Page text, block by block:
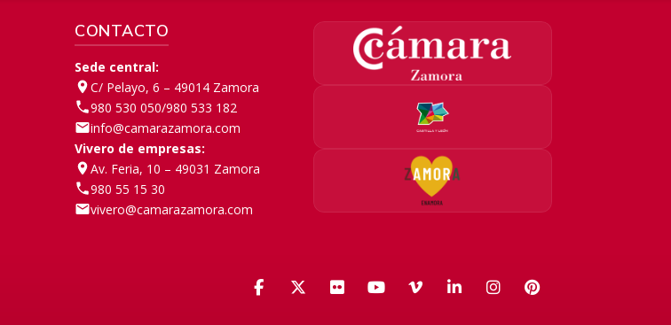
CONTACTO
Sede central:
C/ Pelayo, 6 – 49014 Zamora
980 530 050/980 533 182
info@camarazamora.com
Vivero de empresas:
Av. Feria, 10 – 49031 Zamora
980 55 15 30
vivero@camarazamora.com
Facebook
X (Twitter)
FlickrYouTube
VimeoLinkedIn
Instagram
Pinterest